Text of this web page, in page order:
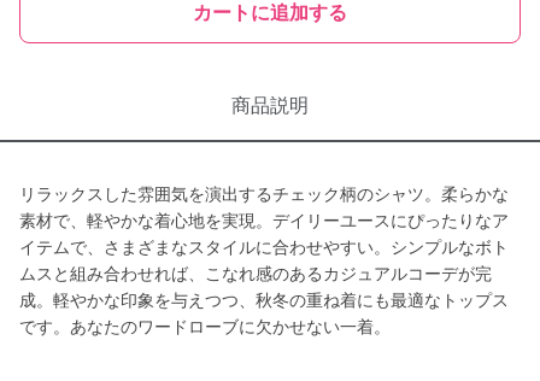
カートに追加する
商品説明
リラックスした雰囲気を演出するチェック柄のシャツ。柔らかな
素材で、軽やかな着心地を実現。デイリーユースにぴったりなア
イテムで、さまざまなスタイルに合わせやすい。シンプルなボト
ムスと組み合わせれば、こなれ感のあるカジュアルコーデが完
成。軽やかな印象を与えつつ、秋冬の重ね着にも最適なトップス
です。あなたのワードローブに欠かせない一着。